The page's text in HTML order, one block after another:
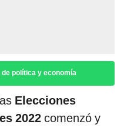
política y economía
Elecciones
2022 comenzó y